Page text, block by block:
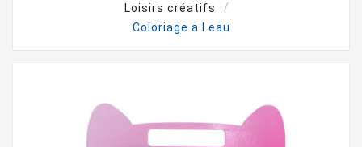
Loisirs créatifs
Coloriage a l eau